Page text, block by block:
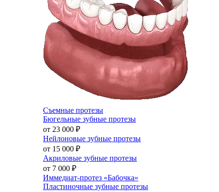
Съемные протезы
Бюгельные зубные протезы
от 23 000 ₽
Нейлоновые зубные протезы
от 15 000 ₽
Акриловые зубные протезы
от 7 000 ₽
Иммедиат-протез «Бабочка»
Пластиночные зубные протезы